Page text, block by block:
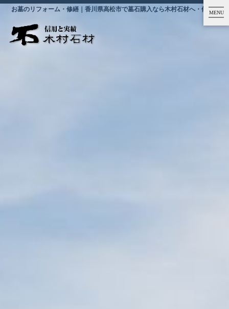
お墓のリフォーム・修繕｜香川県高松市で墓石購入なら木村石材へ・修繕MENU